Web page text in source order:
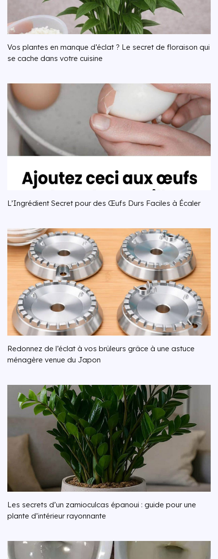
Vos plantes en manque d’éclat ? Le secret de floraison qui
se cache dans votre cuisine
L’Ingrédient Secret pour des Œufs Durs Faciles à Écaler
Redonnez de l’éclat à vos brûleurs grâce à une astuce
ménagère venue du Japon
Les secrets d’un zamioculcas épanoui : guide pour une
plante d’intérieur rayonnante